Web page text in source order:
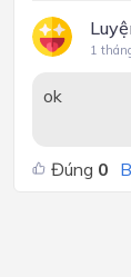
1
ok
Đúng 0